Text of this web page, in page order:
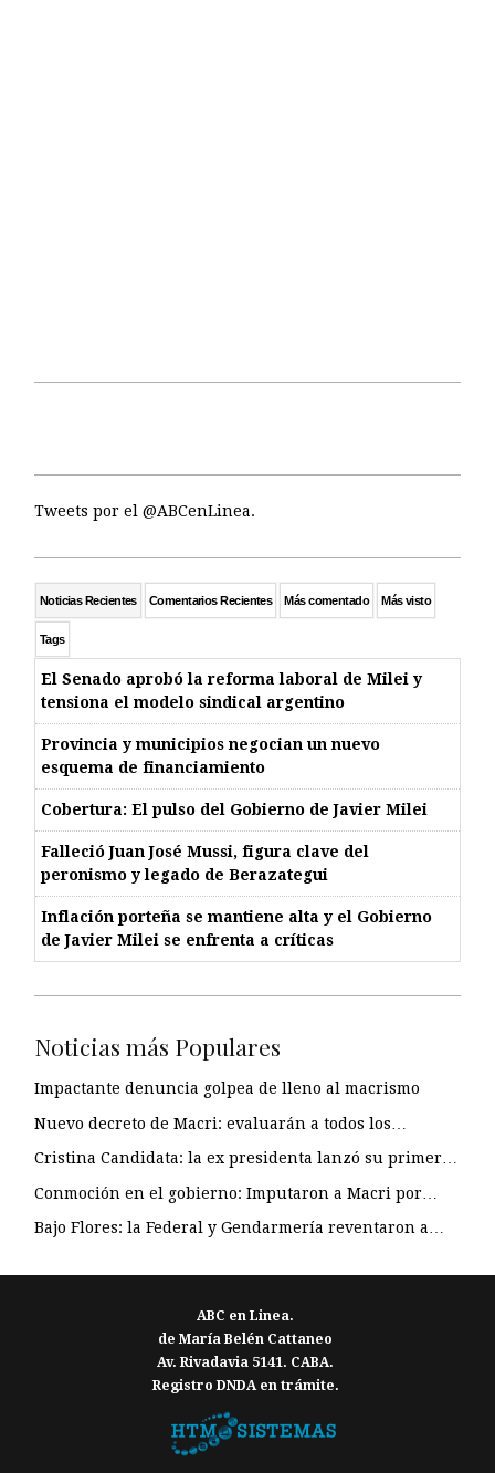
Tweets por el @ABCenLinea.
Noticias Recientes Comentarios Recientes Más comentado Más visto
Tags
El Senado aprobó la reforma laboral de Milei y
tensiona el modelo sindical argentino
Provincia y municipios negocian un nuevo
esquema de financiamiento
Cobertura: El pulso del Gobierno de Javier Milei
Falleció Juan José Mussi, figura clave del
peronismo y legado de Berazategui
Inflación porteña se mantiene alta y el Gobierno
de Javier Milei se enfrenta a críticas
Noticias más Populares
Impactante denuncia golpea de lleno al macrismo
Nuevo decreto de Macri: evaluarán a todos los…
Cristina Candidata: la ex presidenta lanzó su primer…
Conmoción en el gobierno: Imputaron a Macri por…
Bajo Flores: la Federal y Gendarmería reventaron a…
ABC en Linea.
de María Belén Cattaneo
Av. Rivadavia 5141. CABA.
Registro DNDA en trámite.